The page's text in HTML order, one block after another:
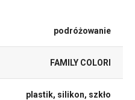
podróżowanie
FAMILY COLORI
plastik, silikon, szkło